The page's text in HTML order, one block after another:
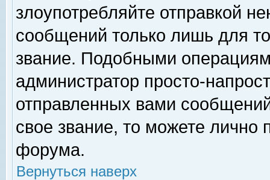
злоупотребляйте отправкой
сообщений только лишь для
звание. Подобными
администратор просто-
отправленных вами
свое звание, то можете лично
форума.
Вернуться наверх